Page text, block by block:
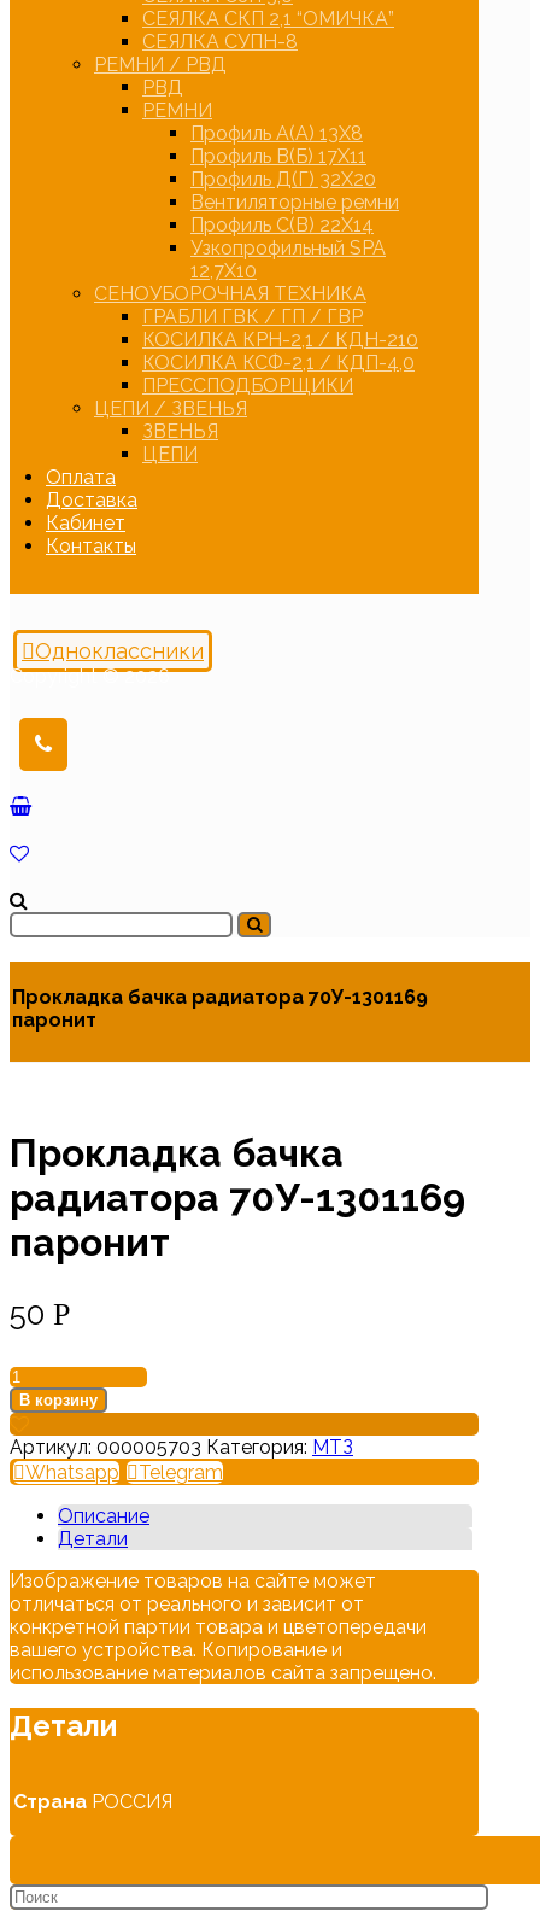
СЕЯЛКА СКП 2,1 “ОМИЧКА”
СЕЯЛКА СУПН-8
РЕМНИ / РВД
РВД
РЕМНИ
Профиль А(А) 13Х8
Профиль В(Б) 17Х11
Профиль Д(Г) 32Х20
Вентиляторные ремни
Профиль С(В) 22Х14
Узкопрофильный SPA
12,7Х10
СЕНОУБОРОЧНАЯ ТЕХНИКА
ГРАБЛИ ГВК / ГП / ГВР
КОСИЛКА КРН-2,1 / КДН-210
КОСИЛКА КСФ-2,1 / КДП-4,0
ПРЕССПОДБОРЩИКИ
ЦЕПИ / ЗВЕНЬЯ
ЗВЕНЬЯ
ЦЕПИ
Оплата
Доставка
Кабинет
Контакты
Одноклассники
Copyright © 2026
Прокладка бачка радиатора 70У-1301169
паронит
Прокладка бачка
радиатора 70У-1301169
паронит
50 Р
Количество
товара
Прокладка
бачка
радиатора
70У-1301169
паронит
В корзину
Артикул: 000005703 Категория: МТЗ
Whatsapp
Telegram
Описание
Детали
Изображение товаров на сайте может
отличаться от реального и зависит от
конкретной партии товара и цветопередачи
вашего устройства. Копирование и
использование материалов сайта запрещено.
Детали
Страна РОССИЯ